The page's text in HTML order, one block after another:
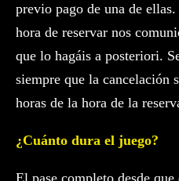
previo pago de una de
hora de reservar nos
que lo hagáis a posteriori.
siempre que la cancelación
horas de la hora de la
¿Cuánto dura el juego?